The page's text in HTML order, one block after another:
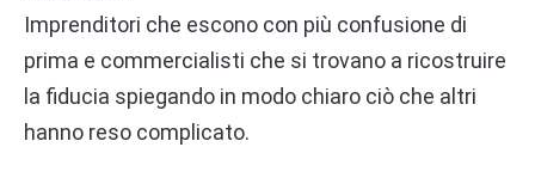
Imprenditori che escono con più confusione di
prima e commercialisti che si trovano a ricostruire
la fiducia spiegando in modo chiaro ciò che altri
hanno reso complicato.